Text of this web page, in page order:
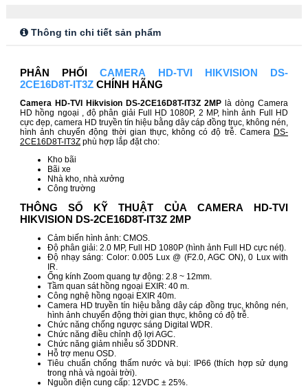
Thông tin chi tiết sản phẩm
PHÂN PHỐI CAMERA HD-TVI HIKVISION DS-
2CE16D8T-IT3Z CHÍNH HÃNG
Camera HD-TVI Hikvision DS-2CE16D8T-IT3Z 2MPlà dòng Camera
HD hồng ngoại , độ phân giải Full HD 1080P, 2 MP, hình ảnh Full HD
cực đẹp, camera HD truyền tín hiệu bằng dây cáp đồng trục, không nén,
hình ảnh chuyển động thời gian thực, không có độ trễ. Camera DS-
2CE16D8T-IT3Zphù hợp lắp đặt cho:
Kho bãi
Bãi xe
Nhà kho, nhà xưởng
Công trường
THÔNG SỐ KỸ THUẬT CỦA CAMERA HD-TVI
HIKVISION DS-2CE16D8T-IT3Z 2MP
Cảm biến hình ảnh: CMOS.
Độ phân giải: 2.0 MP, Full HD 1080P (hình ảnh Full HD cực nét).
Độ nhạy sáng: Color: 0.005 Lux @ (F2.0, AGC ON), 0 Lux with
IR.
Ống kính Zoom quang tự động: 2.8 ~ 12mm.
Tầm quan sát hồng ngoại EXIR: 40 m.
Công nghệ hồng ngoại EXIR 40m.
Camera HD truyền tín hiệu bằng dây cáp đồng trục, không nén,
hình ảnh chuyển động thời gian thực, không có độ trễ.
Chức năng chống ngược sáng Digital WDR.
Chức năng điều chỉnh độ lợi AGC.
Chức năng giảm nhiễu số 3DDNR.
Hỗ trợ menu OSD.
Tiêu chuẩn chống thấm nước và bụi: IP66 (thích hợp sử dụng
trong nhà và ngoài trời).
Nguồn điện cung cấp: 12VDC ± 25%.